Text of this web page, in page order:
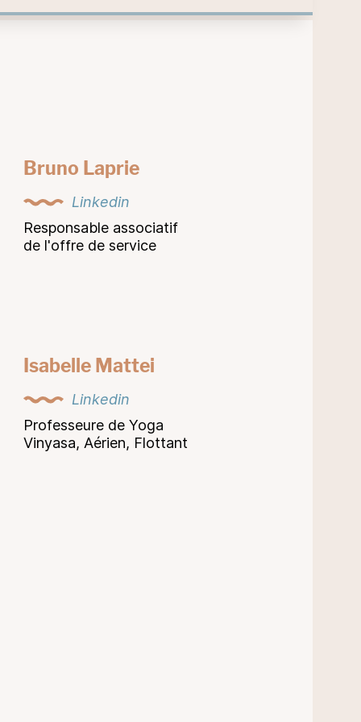
Bruno Laprie
Linkedin
Responsable associatif
de l'offre de service
Isabelle Mattei
Linkedin
Professeure de Yoga
Vinyasa, Aérien, Flottant